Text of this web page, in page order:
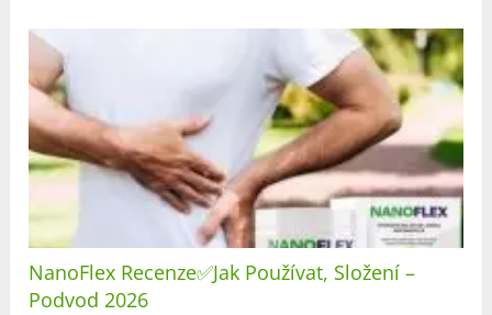
NanoFlex Recenze✅Jak Používat, Složení –
Podvod 2026